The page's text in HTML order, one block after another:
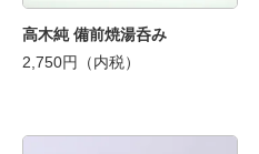
高木純 備前焼湯呑み
2,750円（内税）